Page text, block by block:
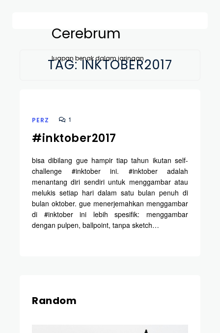
Cerebrum
luapan benak dalam jaringan
TAG:INKTOBER2017
PERZ 1
#inktober2017
bisa dibilang gue hampir tiap tahun ikutan self-
challenge #inktober ini. #inktober adalah
menantang diri sendiri untuk menggambar atau
melukis setiap hari dalam satu bulan penuh di
bulan oktober. gue menerjemahkan menggambar
di #inktober ini lebih spesifik: menggambar
dengan pulpen, ballpoint, tanpa sketch…
Random